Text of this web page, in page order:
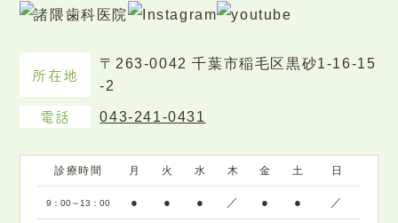
所在地
〒263-0042 千葉市稲毛区黒砂1-16-15
-2
電話 043-241-0431
診療時間 月 火 水 木 金 土 日
9：00～13：00 ● ● ● ／ ● ● ／